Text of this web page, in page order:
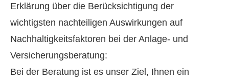
Erklärung über die Berücksichtigung der
wichtigsten nachteiligen Auswirkungen auf
Nachhaltigkeitsfaktoren bei der Anlage- und
Versicherungsberatung:
Bei der Beratung ist es unser Ziel, Ihnen ein